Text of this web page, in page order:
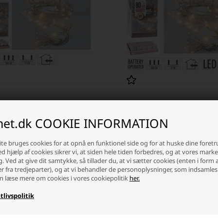
COOKIE INFORMATION
bruges cookies for at opnå en funktionel side og for at huske dine
hjælp af cookies sikrer vi, at siden hele tiden forbedres, og at vores
Ved at give dit samtykke, så tillader du, at vi sætter cookies (enten i form
fra tredjeparter), og at vi behandler de personoplysninger, som
læse mere om cookies i vores cookiepolitik her.
30 LED Varm hvid (3 meter)
15,00 DKK
- Vi sender din pakke i dag
+
LED lyskæde 80 LED Varm hvid
Laveste stykpris: 22,50 DKK
29,00 DKK
På lager Vi sender din pakke i
-